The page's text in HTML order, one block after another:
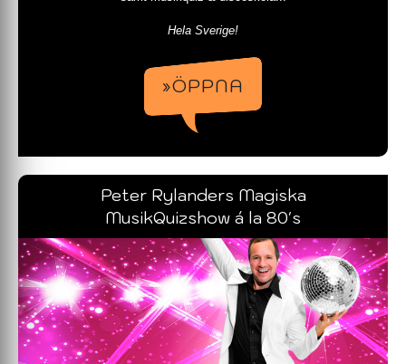
Hela Sverige!
»ÖPPNA
Peter Rylanders Magiska
MusikQuizshow á la 80's